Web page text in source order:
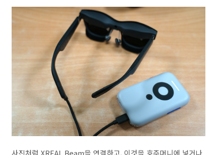
사진처럼 XREAL Beam을 연결하고, 이것을 호주머니에 넣거나